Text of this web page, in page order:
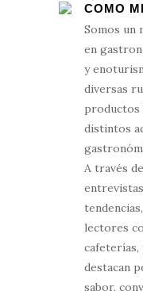
COMO
Somos un
en
y
diversas
productos
distintos
A través
lectores
destacan
sabor,